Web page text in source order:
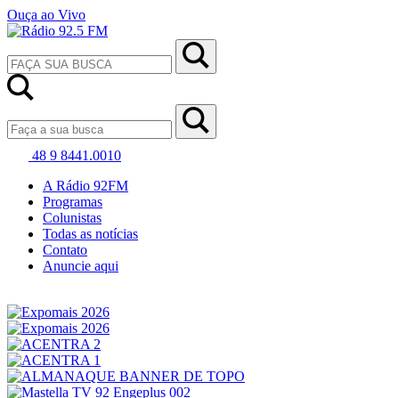
Ouça ao Vivo
48 9 8441.0010
A Rádio 92FM
Programas
Colunistas
Todas as notícias
Contato
Anuncie aqui